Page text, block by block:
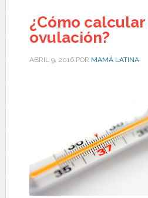
¿Cómo
ovulación?
ABRIL 9, 2016POR MAMÁ LATINA